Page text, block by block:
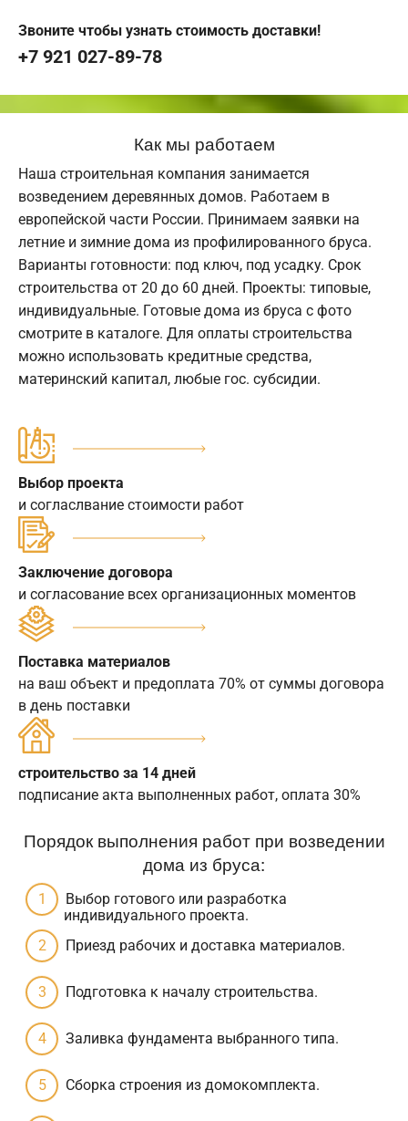
Звоните чтобы узнать стоимость доставки!
+7 921 027-89-78
Как мы работаем
Наша строительная компания занимается
возведением деревянных домов. Работаем в
европейской части России. Принимаем заявки на
летние и зимние дома из профилированного бруса.
Варианты готовности: под ключ, под усадку. Срок
строительства от 20 до 60 дней. Проекты: типовые,
индивидуальные. Готовые дома из бруса с фото
смотрите в каталоге. Для оплаты строительства
можно использовать кредитные средства,
материнский капитал, любые гос. субсидии.
Выбор проекта
и согласлвание стоимости работ
Заключение договора
и согласование всех организационных моментов
Поставка материалов
на ваш объект и предоплата 70% от суммы договора
в день поставки
строительство за 14 дней
подписание акта выполненных работ, оплата 30%
Порядок выполнения работ при возведении
дома из бруса:
Выбор готового или разработка
индивидуального проекта.
Приезд рабочих и доставка материалов.
Подготовка к началу строительства.
Заливка фундамента выбранного типа.
Сборка строения из домокомплекта.